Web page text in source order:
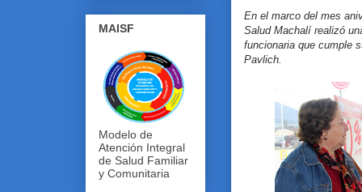
En el marco del mes
Salud Machalí realizó
funcionaria que cumple
Pavlich.
MAISF
Modelo de
Atención Integral
de Salud Familiar
y Comunitaria